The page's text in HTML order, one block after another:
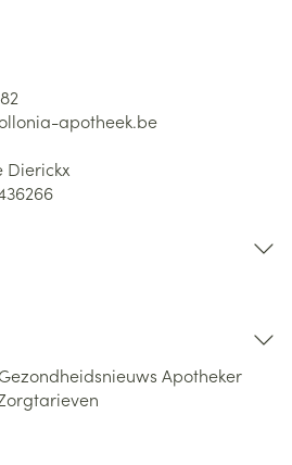
apotheek.be
Dierickx
Gezondheidsnieuws Apotheker